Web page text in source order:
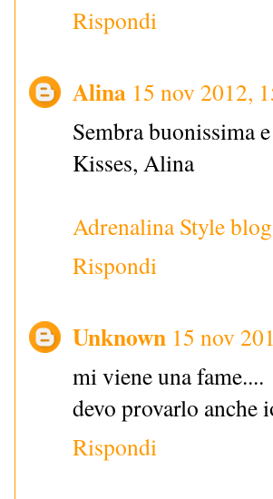
Rispondi
Alina 15 nov 2012,
Sembra buonissima
Kisses, Alina
Adrenalina Style blog
Rispondi
Unknown 15 nov
mi viene una fame....
devo provarlo anche
Rispondi